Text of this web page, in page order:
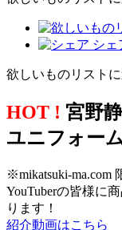
シェ
欲しいものリスト
HOT ! 宮野
ユニフォー
※mikatsuki-ma.com
YouTuberの皆様に
ります！
紹介動画はこちら